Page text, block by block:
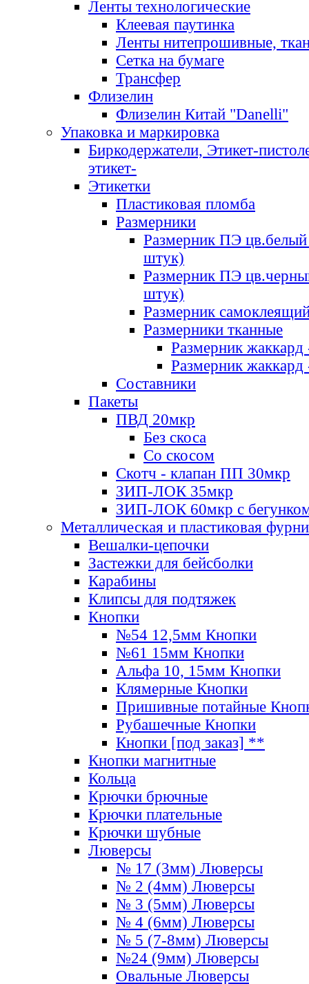
Ленты технологические
Клеевая паутинка
Ленты нитепрошивные,
Сетка на бумаге
Трансфер
Флизелин
Флизелин Китай "Danelli"
Упаковка и маркировка
Биркодержатели, Этикет-
этикет-
Этикетки
Пластиковая пломба
Размерники
Размерник ПЭ цв.белый
штук)
Размерник ПЭ
штук)
Размерник
Размерники тканные
Размерник
Размерник
Составники
Пакеты
ПВД 20мкр
Без скоса
Со скосом
Скотч - клапан ПП 30мкр
ЗИП-ЛОК 35мкр
ЗИП-ЛОК 60мкр с
Металлическая и пластиковая
Вешалки-цепочки
Застежки для бейсболки
Карабины
Клипсы для подтяжек
Кнопки
№54 12,5мм Кнопки
№61 15мм Кнопки
Альфа 10, 15мм Кнопки
Клямерные Кнопки
Пришивные потайные
Рубашечные Кнопки
Кнопки [под заказ] **
Кнопки магнитные
Кольца
Крючки брючные
Крючки плательные
Крючки шубные
Люверсы
№ 17 (3мм) Люверсы
№ 2 (4мм) Люверсы
№ 3 (5мм) Люверсы
№ 4 (6мм) Люверсы
№ 5 (7-8мм) Люверсы
№24 (9мм) Люверсы
Овальные Люверсы